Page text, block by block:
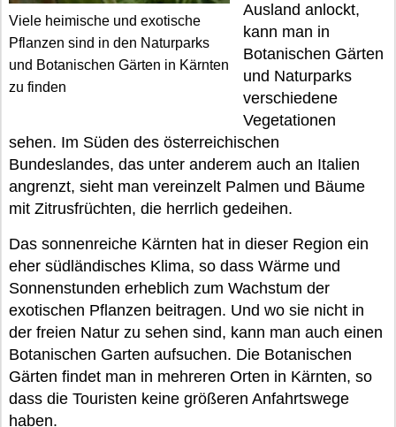
Viele heimische und exotische
Pflanzen sind in den Naturparks
und Botanischen Gärten in Kärnten
zu finden
Ausland anlockt,
kann man in
Botanischen Gärten
und Naturparks
verschiedene
Vegetationen
sehen. Im Süden des österreichischen
Bundeslandes, das unter anderem auch an Italien
angrenzt, sieht man vereinzelt Palmen und Bäume
mit Zitrusfrüchten, die herrlich gedeihen.
Das sonnenreiche Kärnten hat in dieser Region ein
eher südländisches Klima, so dass Wärme und
Sonnenstunden erheblich zum Wachstum der
exotischen Pflanzen beitragen. Und wo sie nicht in
der freien Natur zu sehen sind, kann man auch einen
Botanischen Garten aufsuchen. Die Botanischen
Gärten findet man in mehreren Orten in Kärnten, so
dass die Touristen keine größeren Anfahrtswege
haben.